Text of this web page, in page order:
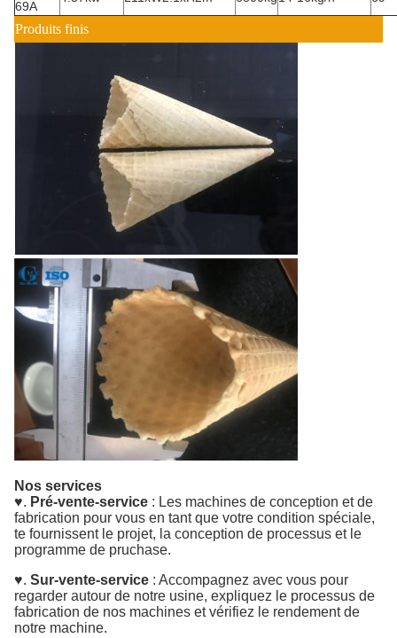
69A
Produits finis
Nos services
♥. Pré-vente-service : Les machines de conception et de
fabrication pour vous en tant que votre condition spéciale,
te fournissent le projet, la conception de processus et le
programme de pruchase.
♥. Sur-vente-service : Accompagnez avec vous pour
regarder autour de notre usine, expliquez le processus de
fabrication de nos machines et vérifiez le rendement de
notre machine.